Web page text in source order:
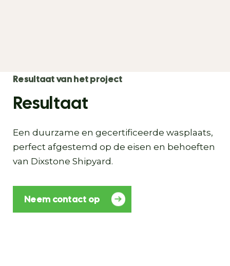
Resultaat van het project
Resultaat
Een duurzame en gecertificeerde wasplaats,
perfect afgestemd op de eisen en behoeften
van Dixstone Shipyard.
Neem contact op